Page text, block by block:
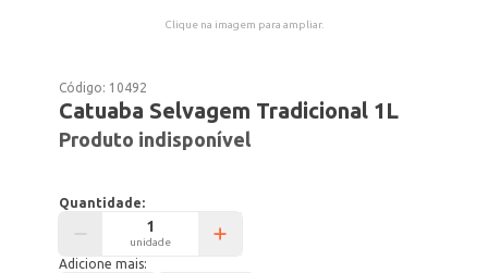
Clique na imagem para ampliar.
Código: 10492
Catuaba Selvagem Tradicional 1L
Produto indisponível
Quantidade:
unidade
Adicione mais: